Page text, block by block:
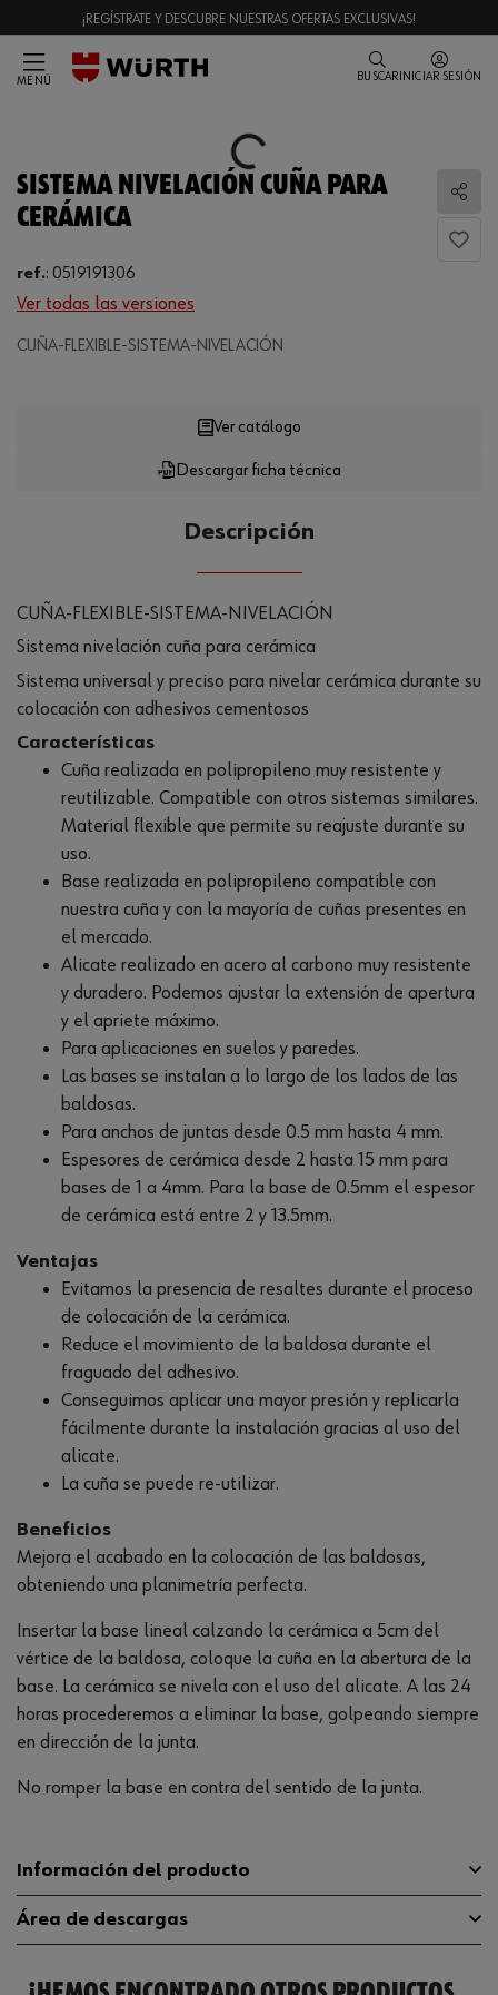
¡REGÍSTRATE Y DESCUBRE NUESTRAS OFERTAS EXCLUSIVAS!
MENÚ BUSCAR INICIAR SESIÓN
Loading...
SISTEMA NIVELACIÓN CUÑA PARA
CERÁMICA
ref.: 0519191306
Ver todas las versiones
CUÑA-FLEXIBLE-SISTEMA-NIVELACIÓN
Loading...
Descargar ficha técnica
Ver catálogo
Descripción
CUÑA-FLEXIBLE-SISTEMA-NIVELACIÓN
Sistema nivelación cuña para cerámica
Sistema universal y preciso para nivelar cerámica durante su
colocación con adhesivos cementosos
Características
Cuña realizada en polipropileno muy resistente y
reutilizable. Compatible con otros sistemas similares.
Material flexible que permite su reajuste durante su
uso.
Base realizada en polipropileno compatible con
nuestra cuña y con la mayoría de cuñas presentes en
el mercado.
Alicate realizado en acero al carbono muy resistente
y duradero. Podemos ajustar la extensión de apertura
y el apriete máximo.
Para aplicaciones en suelos y paredes.
Las bases se instalan a lo largo de los lados de las
baldosas.
Para anchos de juntas desde 0.5 mm hasta 4 mm.
Espesores de cerámica desde 2 hasta 15 mm para
bases de 1 a 4mm. Para la base de 0.5mm el espesor
de cerámica está entre 2 y 13.5mm.
Ventajas
Evitamos la presencia de resaltes durante el proceso
de colocación de la cerámica.
Reduce el movimiento de la baldosa durante el
fraguado del adhesivo.
Conseguimos aplicar una mayor presión y replicarla
fácilmente durante la instalación gracias al uso del
alicate.
La cuña se puede re-utilizar.
Beneficios
Mejora el acabado en la colocación de las baldosas,
obteniendo una planimetría perfecta.
Insertar la base lineal calzando la cerámica a 5cm del
vértice de la baldosa, coloque la cuña en la abertura de la
base. La cerámica se nivela con el uso del alicate. A las 24
horas procederemos a eliminar la base, golpeando siempre
en dirección de la junta.
No romper la base en contra del sentido de la junta.
Información del producto
Material 100 % de polipropileno
Anchura 94 mm
Área de descargas
Catálogo General 0519191306